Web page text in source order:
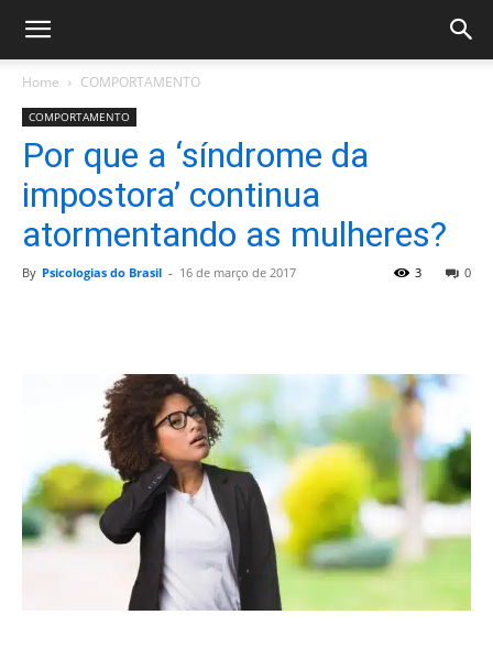
Home COMPORTAMENTO
COMPORTAMENTO
Por que a ‘síndrome da
impostora’ continua
atormentando as mulheres?
By Psicologias do Brasil - 16 de março de 2017 0
3